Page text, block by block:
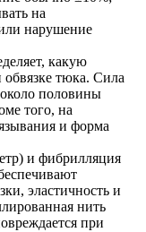
на
нарушение
какую
тюка. Сила
около половины
того, на
и форма
и фибрилляция
эластичность и
нить
при